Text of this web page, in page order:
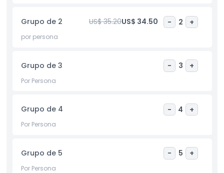
fortalecimiento del equipo, la Escape Hunt Experience
Sídney ofrece una manera divertida y atractiva de poner a
prueba tus habilidades de trabajo en equipo y resolución de
Sídney, es un destino obligatorio para locales y turistas que
buscan una experiencia inolvidable en interiores. Reserva
ahora y descubre por qué es la atracción de escape room
Aspectos Destacados
Inclusiones
Grupo de 2 US$ 35.20US$ 34.50 - 2 +
por persona
Grupo de 3 - 3 +
Por Persona
Grupo de 4 - 4 +
Por Persona
Grupo de 5 - 5 +
Por Persona